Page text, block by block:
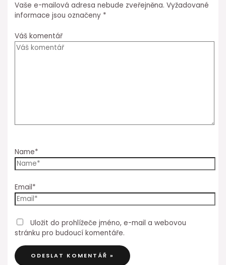
Vaše e-mailová adresa nebude zveřejněna. Vyžadované
informace jsou označeny *
Váš komentář
Name*
Email*
Uložit do prohlížeče jméno, e-mail a webovou
stránku pro budoucí komentáře.